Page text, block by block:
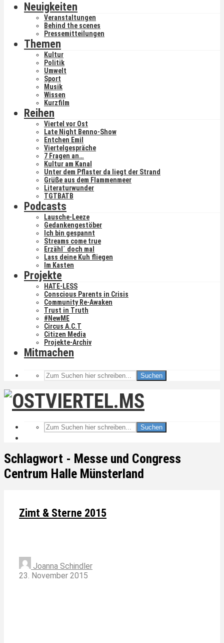
Neuigkeiten
Veranstaltungen
Behind the scenes
Pressemitteilungen
Themen
Kultur
Politik
Umwelt
Sport
Musik
Wissen
Kurzfilm
Reihen
Viertel vor Ost
Late Night Benno-Show
Entchen Emil
Viertelgespräche
7 Fragen an…
Kultur am Kanal
Unter dem Pflaster da liegt der Strand
Grüße aus dem Flammenmeer
Literaturwunder
TGTBATB
Podcasts
Lausche-Leeze
Gedankengestöber
Ich bin gespannt
Streams come true
Erzähl´ doch mal
Lass deine Kuh fliegen
Im Kasten
Projekte
HATE-LESS
Conscious Parents in Crisis
Community Re-Awaken
Trust in Truth
#NewME
Circus A.C.T
Citizen Media
Projekte-Archiv
Mitmachen
Suchen
Suchen
Schlagwort - Messe und Congress
Centrum Halle Münsterland
Zimt & Sterne 2015
Joanna Schindler
23. November 2015